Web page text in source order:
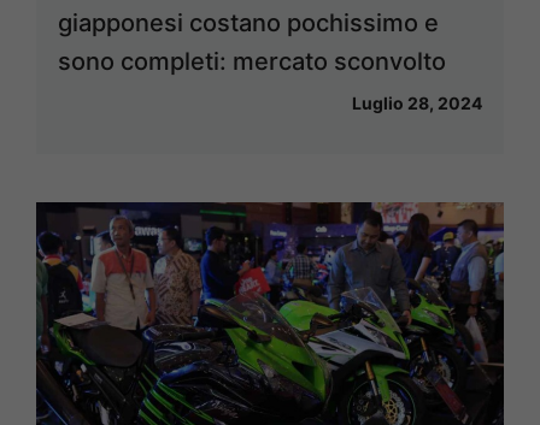
giapponesi costano pochissimo e
sono completi: mercato sconvolto
Luglio 28, 2024